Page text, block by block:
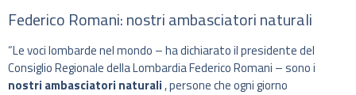
Federico Romani: nostri ambasciatori naturali
“Le voci lombarde nel mondo – ha dichiarato il presidente del
Consiglio Regionale della Lombardia Federico Romani – sono i
nostri ambasciatori naturali, persone che ogni giorno